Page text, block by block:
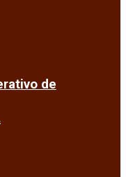
de